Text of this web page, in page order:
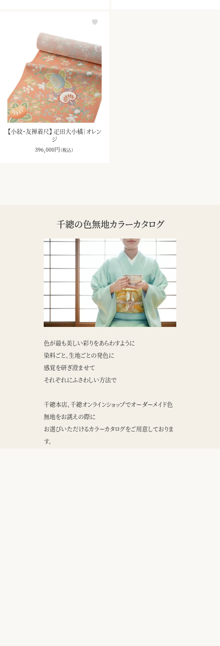
【小紋・友禅着尺】 疋田大小橘｜オレン
ジ
396,000円 （税込）
千總の色無地カラーカタログ
色が最も美しい彩りをあらわすように
染料ごと、生地ごとの発色に
感覚を研ぎ澄ませて
それぞれにふさわしい方法で
千總本店、千總オンラインショップでオーダーメイド色
無地をお誂えの際に
お選びいただけるカラーカタログをご用意しておりま
す。